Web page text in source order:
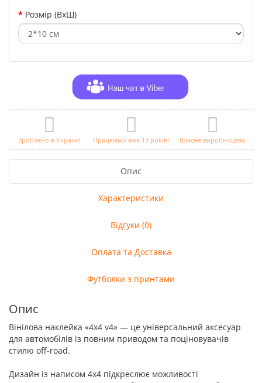
Розмір (ВхШ)
Зроблено в Україні! Працюємо вже 13 років! Власне виробництво
Опис
Характеристики
Відгуки (0)
Оплата та Доставка
Футболки з принтами
Опис
Вінілова наклейка «4x4 v4» — це універсальний аксесуар
для автомобілів із повним приводом та поціновувачів
стилю off-road.
Дизайн із написом 4x4 підкреслює можливості